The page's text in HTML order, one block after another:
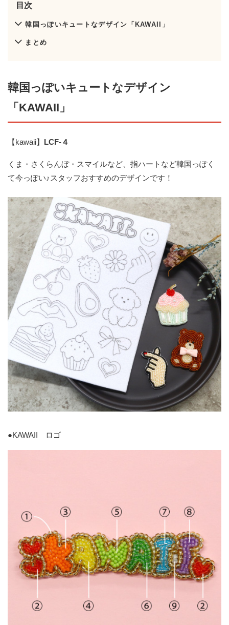
目次
韓国っぽいキュートなデザイン「KAWAII」
まとめ
韓国っぽいキュートなデザイン
「KAWAII」
【kawaii】 LCF-４
くま・さくらんぼ・スマイルなど、指ハートなど韓国っぽく
て今っぽい♪スタッフおすすめのデザインです！
●KAWAII ロゴ